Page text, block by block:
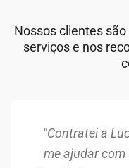
Nossos clientes
serviços e nos
"Contratei a
me ajudar